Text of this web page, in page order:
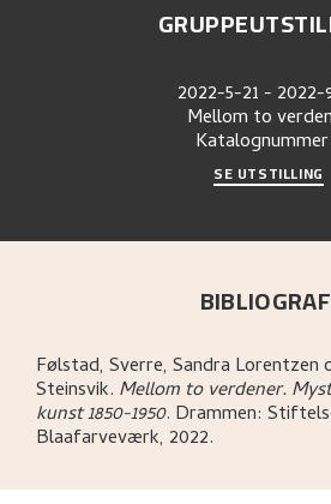
2022-5-21- 2022-
Mellom to
Katalognummer
SE UTSTILLING
Følstad, Sverre, Sandra Lorentzen
Steinsvik. Mellom to verdener.
kunst 1850-1950. Drammen:
Blaafarveværk, 2022.